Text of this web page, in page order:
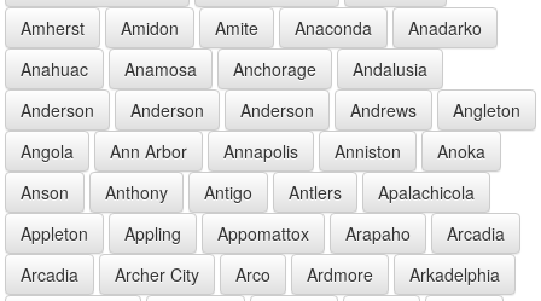
Amherst
Amidon Amite Anaconda
Anadarko
Anahuac
Anamosa Anchorage
Andalusia
Anderson
Anderson Anderson Andrews
Angleton
Angola
Ann Arbor Annapolis Anniston
Anoka
Anson
Anthony Antigo Antlers
Apalachicola
Appleton
Appling Appomattox Arapaho
Arcadia
Arcadia
Archer City Arco Ardmore
Arkadelphia